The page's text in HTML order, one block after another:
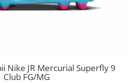
Nike JR Mercurial Superfly 9
Club FG/MG